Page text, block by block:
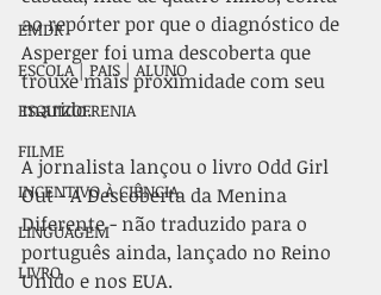
EMDR
ESCOLA | PAIS | ALUNO
ESQUIZOFRENIA
FILME
INCENTIVO À CIÊNCIA
LINGUAGEM
LIVRO
ao repórter por que o diagnóstico de
Asperger foi uma descoberta que
trouxe mais proximidade com seu
marido.
A jornalista lançou o livro Odd Girl
Out - A Descoberta da Menina
Diferente - não traduzido para o
português ainda, lançado no Reino
Unido e nos EUA.